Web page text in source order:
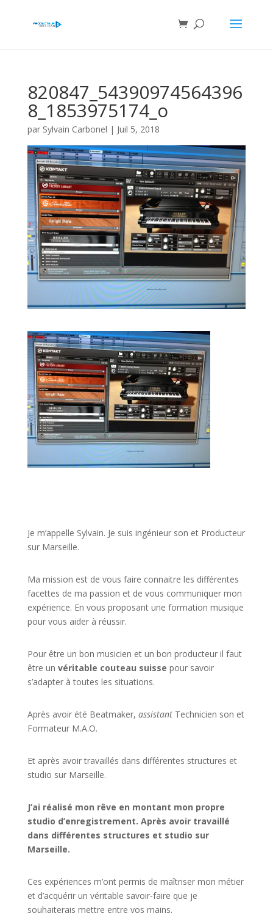
820847_54390974564396
8_1853975174_o
par Sylvain Carbonel | Juil 5, 2018
Je m’appelle Sylvain. Je suis ingénieur son et Producteur
sur Marseille.
Ma mission est de vous faire connaitre les différentes
facettes de ma passion et de vous communiquer mon
expérience. En vous proposant une formation musique
pour vous aider à réussir.
Pour être un bon musicien et un bon producteur il faut
être un véritable couteau suisse pour savoir
s’adapter à toutes les situations.
Après avoir été Beatmaker, assistant Technicien son et
Formateur M.A.O.
Et après avoir travaillés dans différentes structures et
studio sur Marseille.
J’ai réalisé mon rêve en montant mon propre
studio d’enregistrement. Après avoir travaillé
dans différentes structures et studio sur
Marseille.
Ces expériences m’ont permis de maîtriser mon métier
et d’acquérir un véritable savoir-faire que je
souhaiterais mettre entre vos mains.